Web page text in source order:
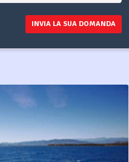
INVIA LA SUA DOMANDA